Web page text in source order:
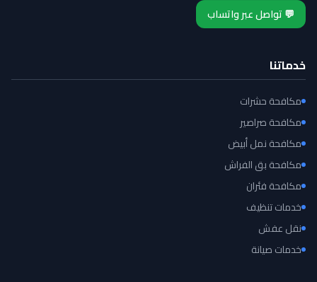
💬 تواصل عبر واتساب
خدماتنا
مكافحة حشرات
مكافحة صراصير
مكافحة نمل أبيض
مكافحة بق الفراش
مكافحة فئران
خدمات تنظيف
نقل عفش
خدمات صيانة